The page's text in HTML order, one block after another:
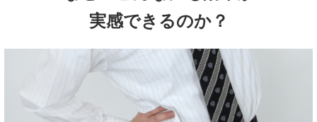
実感できるのか？